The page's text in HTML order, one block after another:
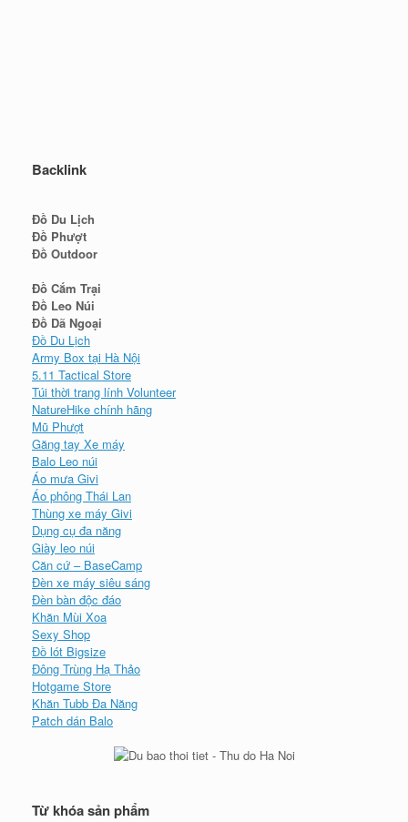
Backlink
Đồ Du Lịch
Đồ Phượt
Đồ Outdoor
Đồ Cắm Trại
Đồ Leo Núi
Đồ Dã Ngoại
Đồ Du Lịch
Army Box tại Hà Nội
5.11 Tactical Store
Túi thời trang lính Volunteer
NatureHike chính hãng
Mũ Phượt
Găng tay Xe máy
Balo Leo núi
Áo mưa Givi
Áo phông Thái Lan
Thùng xe máy Givi
Dụng cụ đa năng
Giày leo núi
Căn cứ – BaseCamp
Đèn xe máy siêu sáng
Đèn bàn độc đáo
Khăn Mùi Xoa
Sexy Shop
Đồ lót Bigsize
Đông Trùng Hạ Thảo
Hotgame Store
Khăn Tubb Đa Năng
Patch dán Balo
Từ khóa sản phẩm